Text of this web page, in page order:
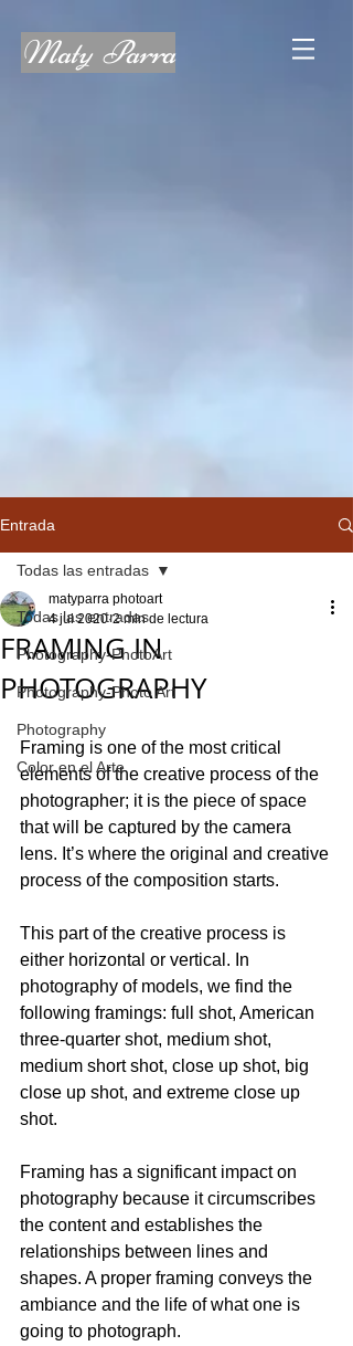
Maty Parra
Entrada
Todas las entradas
Photography-PhotoArt
Photography-Photo Art
Photography
Color en el Arte
Todas las entradas
FRAMING IN
PHOTOGRAPHY
matyparra photoart
4 jul 2020 2 min de lectura
Framing is one of the most critical
elements of the creative process of the
photographer; it is the piece of space
that will be captured by the camera
lens. It’s where the original and creative
process of the composition starts.
This part of the creative process is
either horizontal or vertical. In
photography of models, we find the
following framings: full shot, American
three-quarter shot, medium shot,
medium short shot, close up shot, big
close up shot, and extreme close up
shot.
Framing has a significant impact on
photography because it circumscribes
the content and establishes the
relationships between lines and
shapes. A proper framing conveys the
ambiance and the life of what one is
going to photograph.